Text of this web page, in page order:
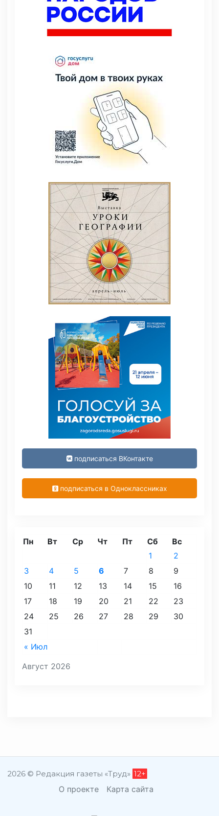
подписаться ВКонтакте
подписаться в Одноклассниках
Август 2026
Пн Вт Ср Чт Пт Сб Вс
« Июл
1
2
3
4 5 6 7 8
9
10
11 12 13 14 15
16
17
18 19 20 21 22
23
24
25 26 27 28 29
30
31
2026 © Редакция газеты «Труд» 12+
О проекте Карта сайта